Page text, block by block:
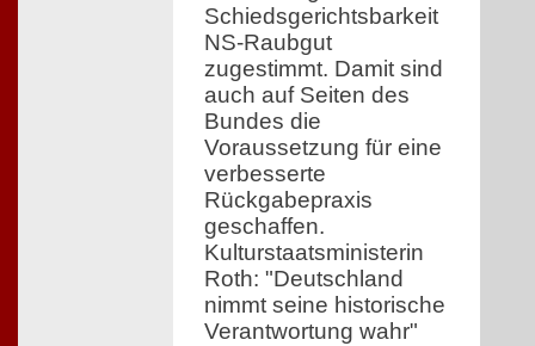
Schiedsgerichtsbarkeit
NS-Raubgut
zugestimmt. Damit sind
auch auf Seiten des
Bundes die
Voraussetzung für eine
verbesserte
Rückgabepraxis
geschaffen.
Kulturstaatsministerin
Roth: "Deutschland
nimmt seine historische
Verantwortung wahr"